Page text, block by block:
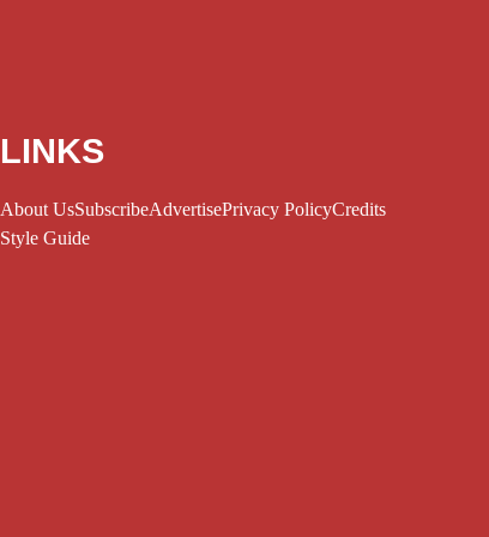
LINKS
About UsSubscribeAdvertisePrivacy PolicyCredits
Style Guide